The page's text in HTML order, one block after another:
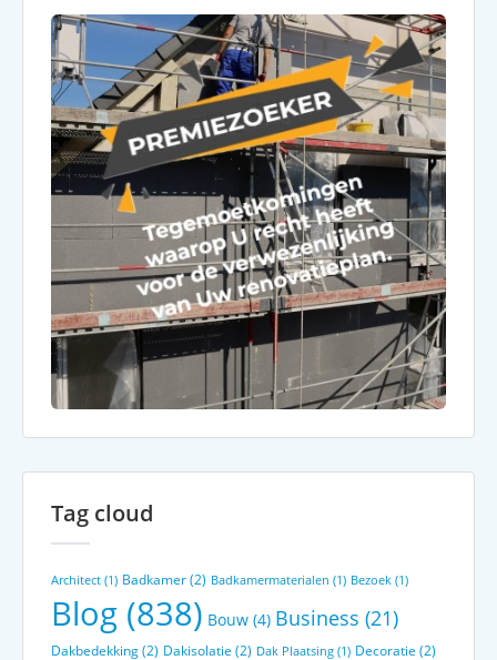
Tag cloud
Architect (1) Badkamer(2) Badkamermaterialen (1) Bezoek (1)
Blog (838) Bouw (4) Business (21)
Dakbedekking(2) Dakisolatie (2) Dak Plaatsing (1) Decoratie (2)